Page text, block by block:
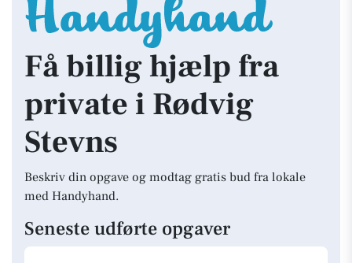
Få billig hjælp fra
private i Rødvig
Stevns
Beskriv din opgave og modtag gratis bud fra lokale
med Handyhand.
Seneste udførte opgaver